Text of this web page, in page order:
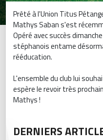
Prêté à l'Union Titus
Mathys Saban s'est
Opéré avec succès
stéphanois entame
rééducation.
L'ensemble du club lui
espère le revoir très
Mathys !
DERNIERS